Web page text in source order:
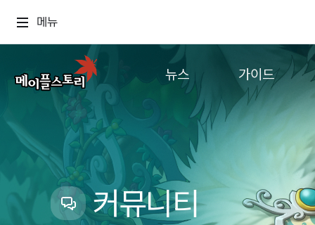
메뉴
뉴스
업데이트
이벤트
캐시샵 공지
메이플 알림판
with maple
가이드
추가정보
커뮤니티